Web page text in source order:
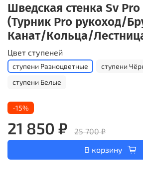
Шведская стенка Sv
(Турник Pro рукоход/
Канат/Кольца/
Цвет ступеней
ступени Разноцветные
ступени
ступени Белые
-15%
21 850 ₽
25 700 ₽
В корзину